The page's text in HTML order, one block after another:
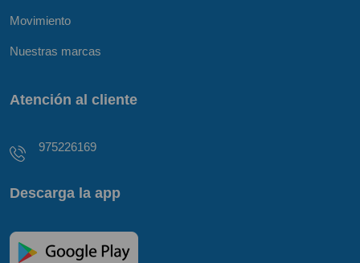
Movimiento
Nuestras marcas
Atención al cliente
975226169
Descarga la app